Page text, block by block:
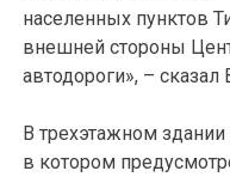
населенных пунктов
внешней стороны
автодороги», –
В трехэтажном
в котором